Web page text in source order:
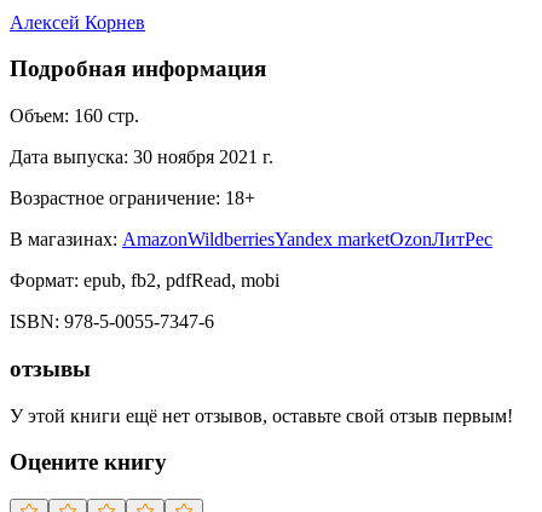
Алексей Корнев
Подробная информация
Объем: 160 стр.
Дата выпуска: 30 ноября 2021 г.
Возрастное ограничение: 18+
В магазинах: AmazonWildberriesYandex marketOzonЛитРес
Формат: epub, fb2, pdfRead, mobi
ISBN: 978-5-0055-7347-6
отзывы
У этой книги ещё нет отзывов, оставьте свой отзыв первым!
Оцените книгу